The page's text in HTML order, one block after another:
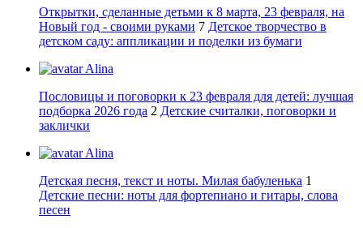
Открытки, сделанные детьми к 8 марта, 23 февраля, на
Новый год - своими руками 7 Детское творчество в
детском саду: аппликации и поделки из бумаги
Alina
Пословицы и поговорки к 23 февраля для детей: лучшая
подборка 2026 года 2 Детские считалки, поговорки и
заклички
Alina
Детская песня, текст и ноты. Милая бабуленька 1
Детские песни: ноты для фортепиано и гитары, слова
песен